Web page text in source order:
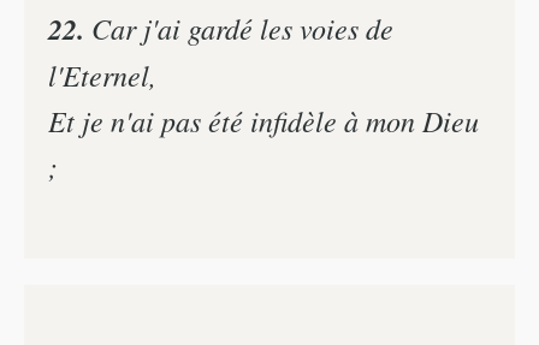
22. Car j'ai gardé les voies de
l'Eternel,
Et je n'ai pas été infidèle à mon Dieu
;